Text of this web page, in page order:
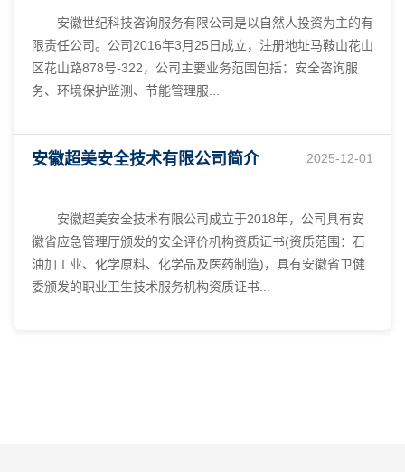
安徽世纪科技咨询服务有限公司是以自然人投资为主的有
限责任公司。公司2016年3月25日成立，注册地址马鞍山花山
区花山路878号-322，公司主要业务范围包括：安全咨询服
务、环境保护监测、节能管理服...
安徽超美安全技术有限公司简介 2025-12-01
安徽超美安全技术有限公司成立于2018年，公司具有安
徽省应急管理厅颁发的安全评价机构资质证书(资质范围：石
油加工业、化学原料、化学品及医药制造)，具有安徽省卫健
委颁发的职业卫生技术服务机构资质证书...